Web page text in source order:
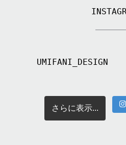
UMIFANI_DESIGN
さらに表示...